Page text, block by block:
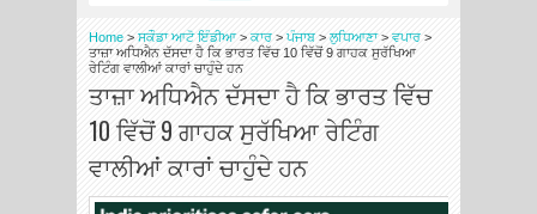
Home > ਸਕੌਡਾ ਆਟੋ ਇੰਡੀਆ> ਕਾਰ > ਪੰਜਾਬ > ਲੁਧਿਆਣਾ> ਵਪਾਰ >
ਤਾਜ਼ਾ ਅਧਿਐਨ ਦੱਸਦਾ ਹੈ ਕਿ ਭਾਰਤ ਵਿੱਚ 10 ਵਿੱਚੋਂ 9 ਗਾਹਕ ਸੁਰੱਖਿਆ
ਰੇਟਿੰਗ ਵਾਲੀਆਂ ਕਾਰਾਂ ਚਾਹੁੰਦੇ ਹਨ
ਤਾਜ਼ਾ ਅਧਿਐਨ ਦੱਸਦਾ ਹੈ ਕਿ ਭਾਰਤ ਵਿੱਚ
10 ਵਿੱਚੋਂ 9 ਗਾਹਕ ਸੁਰੱਖਿਆ ਰੇਟਿੰਗ
ਵਾਲੀਆਂ ਕਾਰਾਂ ਚਾਹੁੰਦੇ ਹਨ